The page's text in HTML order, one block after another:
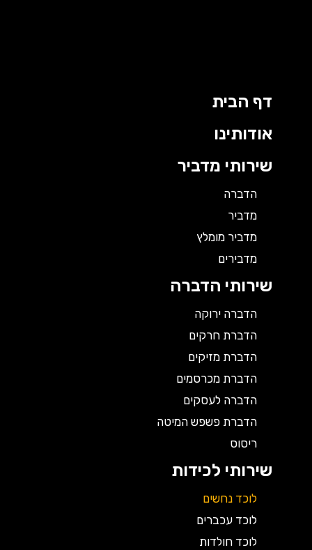
דף הבית
אודותינו
שירותי מדביר
הדברה
מדביר
מדביר מומלץ
מדבירים
שירותי הדברה
הדברה ירוקה
הדברת חרקים
הדברת מזיקים
הדברת מכרסמים
הדברה לעסקים
הדברת פשפש המיטה
ריסוס
שירותי לכידות
לוכד נחשים
לוכד עכברים
לוכד חולדות